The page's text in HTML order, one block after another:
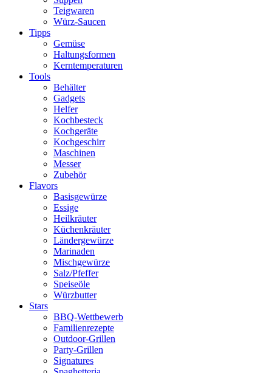
Teigwaren
Würz-Saucen
Tipps
Gemüse
Haltungsformen
Kerntemperaturen
Tools
Behälter
Gadgets
Helfer
Kochbesteck
Kochgeräte
Kochgeschirr
Maschinen
Messer
Zubehör
Flavors
Basisgewürze
Essige
Heilkräuter
Küchenkräuter
Ländergewürze
Marinaden
Mischgewürze
Salz/Pfeffer
Speiseöle
Würzbutter
Stars
BBQ-Wettbewerb
Familienrezepte
Outdoor-Grillen
Party-Grillen
Signatures